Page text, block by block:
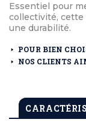
Essentiel pour
collectivité, cette
une durabilité.
POUR BIEN
NOS CLIENTS